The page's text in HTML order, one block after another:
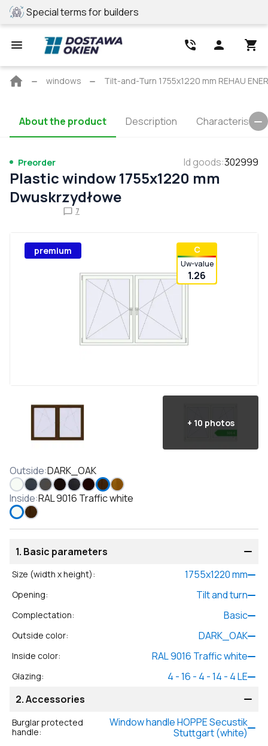
Special terms for builders
Main
windows Tilt-and-Turn 1755x1220 mm REHAU
About the product Description Characteristics
Preorder Id goods:302999
Plastic window 1755x1220 mm
Dwuskrzydłowe
7
premium С
Uw-value
1.26
+ 10 photos
Outside:DARK_OAK
Inside:RAL 9016 Traffic white
1. Basic parameters
Size (width x height): 1755x1220mm
Opening: Tilt and turn
Complectation: Basic
Outside color: DARK_OAK
Inside color: RAL 9016 Traffic white
Glazing:
4 - 16 - 4 - 14 - 4 LE
2.Accessories
Burglar protected
handle:
Window handle HOPPE Secustik
Stuttgart (white)